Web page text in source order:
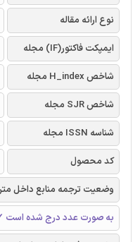
نوع ارائه مقاله
ایمپکت فاکتور(IF) مجله
شاخص H_index مجله
شاخص SJR مجله
شناسه ISSN مجله
کد محصول
وضعیت ترجمه منابع داخل
به صورت عدد درج شده است